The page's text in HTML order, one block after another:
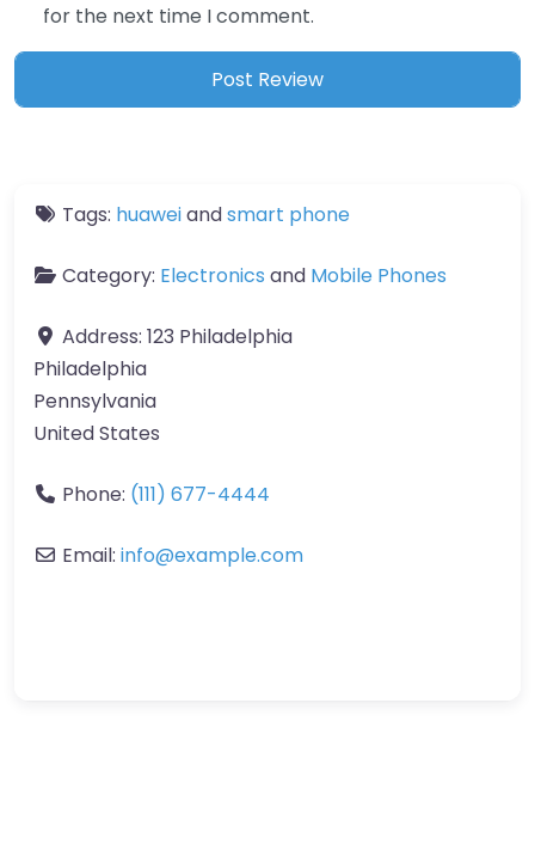
for the next time I comment.
Tags: huaweiandsmart phone
Category: Electronics and Mobile Phones
Address: 123 Philadelphia
Philadelphia
Pennsylvania
United States
Phone: (111) 677-4444
Email: info@example.com